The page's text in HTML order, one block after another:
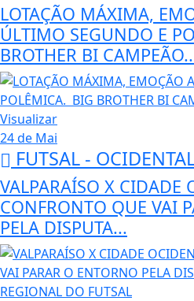
LOTAÇÃO MÁXIMA,
ÚLTIMO SEGUNDO E
BROTHER BI
Visualizar
24 de Mai
FUTSAL -
VALPARAÍSO X CIDADE
CONFRONTO QUE VAI
PELA DISPUTA...